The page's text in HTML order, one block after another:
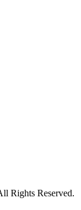
Rights Reserved.